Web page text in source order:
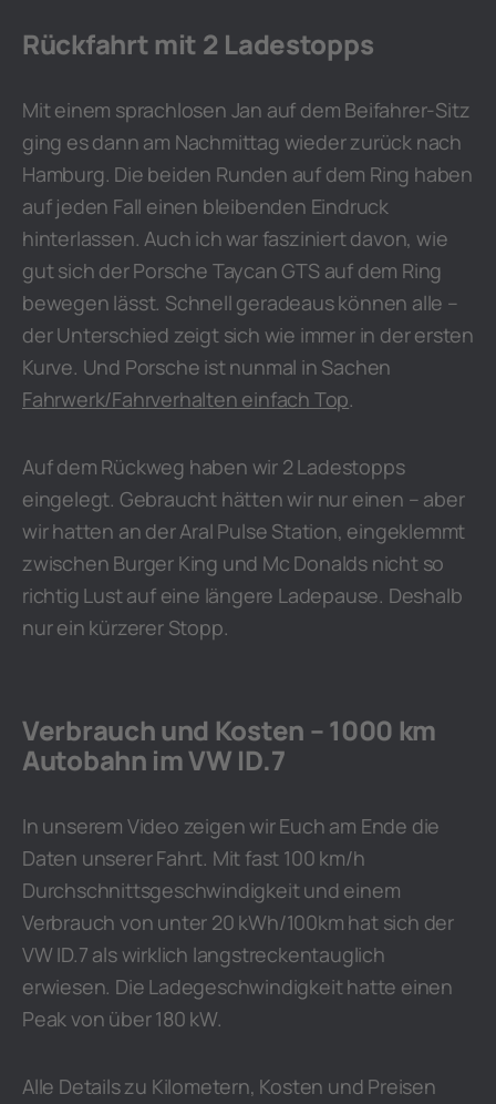
Rückfahrt mit 2 Ladestopps
Mit einem sprachlosen Jan auf dem Beifahrer-Sitz
ging es dann am Nachmittag wieder zurück nach
Hamburg. Die beiden Runden auf dem Ring haben
auf jeden Fall einen bleibenden Eindruck
hinterlassen. Auch ich war fasziniert davon, wie
gut sich der Porsche Taycan GTS auf dem Ring
bewegen lässt. Schnell geradeaus können alle –
der Unterschied zeigt sich wie immer in der ersten
Kurve. Und Porsche ist nunmal in Sachen
Fahrwerk/Fahrverhalten einfach Top.
Auf dem Rückweg haben wir 2 Ladestopps
eingelegt. Gebraucht hätten wir nur einen – aber
wir hatten an der Aral Pulse Station, eingeklemmt
zwischen Burger King und Mc Donalds nicht so
richtig Lust auf eine längere Ladepause. Deshalb
nur ein kürzerer Stopp.
Verbrauch und Kosten – 1000 km
Autobahn im VW ID.7
In unserem Video zeigen wir Euch am Ende die
Daten unserer Fahrt. Mit fast 100 km/h
Durchschnittsgeschwindigkeit und einem
Verbrauch von unter 20 kWh/100km hat sich der
VW ID.7 als wirklich langstreckentauglich
erwiesen. Die Ladegeschwindigkeit hatte einen
Peak von über 180 kW.
Alle Details zu Kilometern, Kosten und Preisen